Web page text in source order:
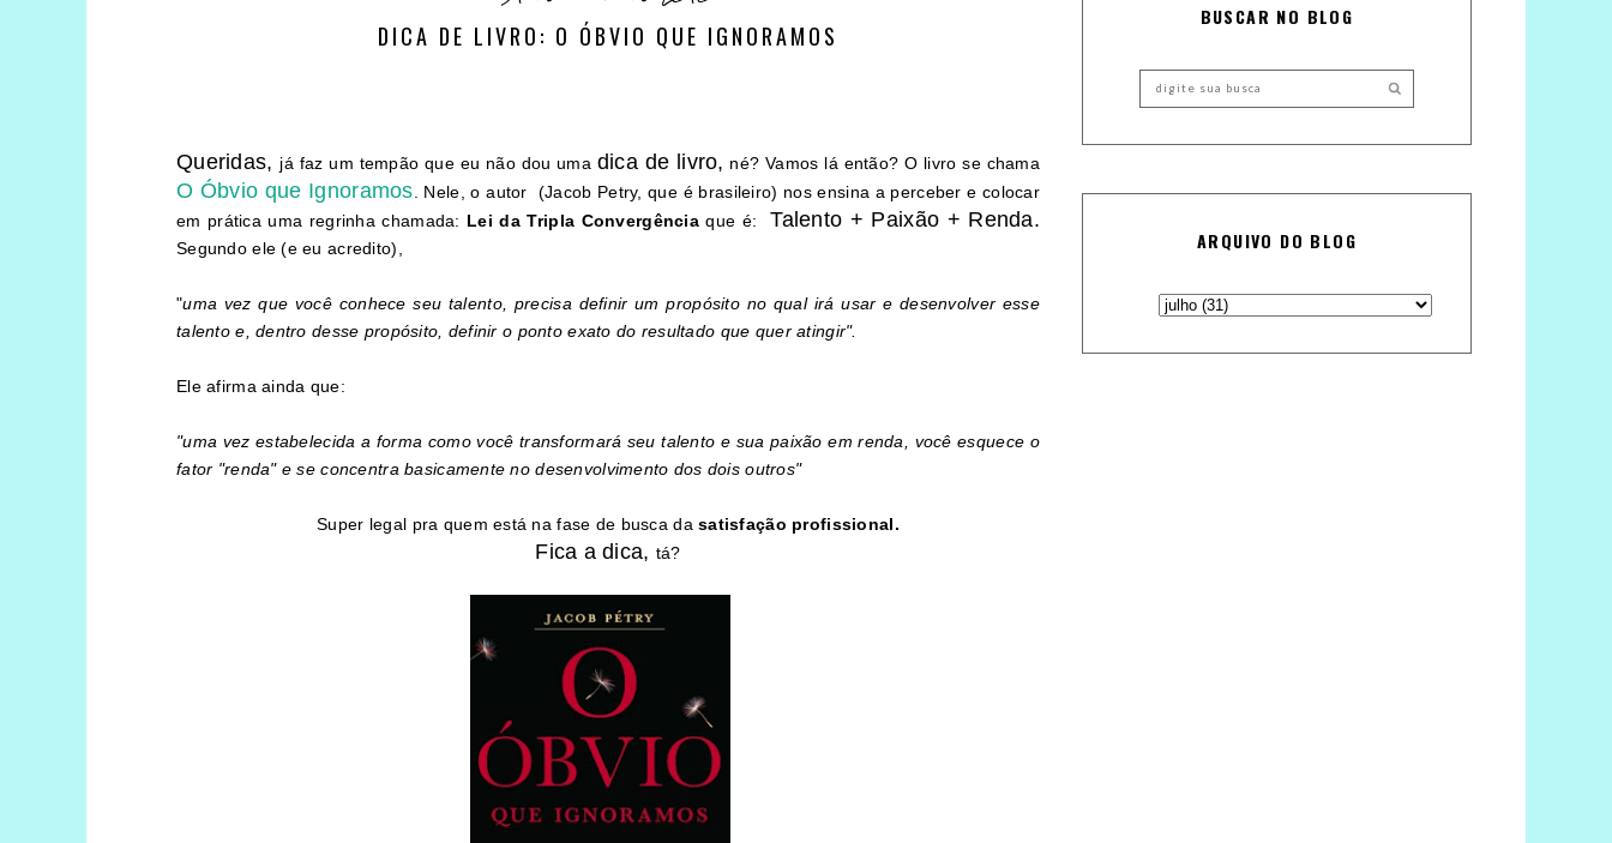
DICA DE LIVRO: O ÓBVIO QUE IGNORAMOS
Queridas, já faz um tempão que eu não dou uma dica de livro, né? Vamos lá então? O livro se chama
O Óbvio que Ignoramos . Nele, o autor (Jacob Petry, que é brasileiro) nos ensina a perceber e colocar
em prática uma regrinha chamada: Lei da Tripla Convergência que é:Talento + Paixão + Renda.
Segundo ele (e eu acredito),
"uma vez que você conhece seu talento, precisa definir um propósito no qual irá usar e desenvolver esse
talento e, dentro desse propósito, definir o ponto exato do resultado que quer atingir".
Ele afirma ainda que:
"uma vez estabelecida a forma como você transformará seu talento e sua paixão em renda, você esquece o
fator "renda" e se concentra basicamente no desenvolvimento dos dois outros"
Super legal pra quem está na fase de busca dasatisfação profissional.
Fica a dica, tá?
BUSCAR NO BLOG
ARQUIVO DO BLOG